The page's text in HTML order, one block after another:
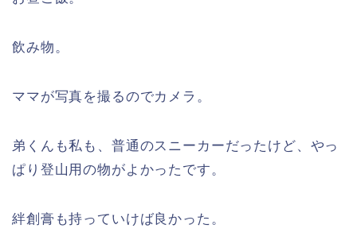
飲み物。
ママが写真を撮るのでカメラ。
弟くんも私も、普通のスニーカーだったけど、やっ
ぱり登山用の物がよかったです。
絆創膏も持っていけば良かった。